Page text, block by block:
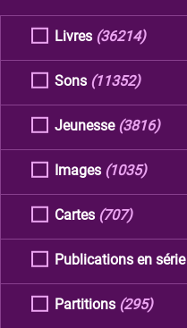
Livres (36214)
Sons (11352)
Jeunesse (3816)
Images (1035)
Cartes (707)
Publications en série
Partitions (295)